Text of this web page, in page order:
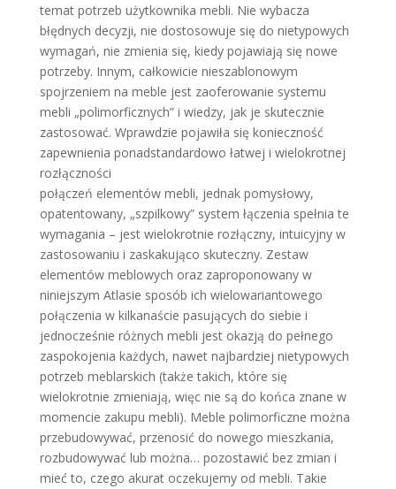
temat potrzeb użytkownika mebli. Nie wybacza
błędnych decyzji, nie dostosowuje się do nietypowych
wymagań, nie zmienia się, kiedy pojawiają się nowe
potrzeby. Innym, całkowicie nieszablonowym
spojrzeniem na meble jest zaoferowanie systemu
mebli „polimorficznych” i wiedzy, jak je skutecznie
zastosować. Wprawdzie pojawiła się konieczność
zapewnienia ponadstandardowo łatwej i wielokrotnej
rozłączności
połączeń elementów mebli, jednak pomysłowy,
opatentowany, „szpilkowy” system łączenia spełnia te
wymagania – jest wielokrotnie rozłączny, intuicyjny w
zastosowaniu i zaskakująco skuteczny. Zestaw
elementów meblowych oraz zaproponowany w
niniejszym Atlasie sposób ich wielowariantowego
połączenia w kilkanaście pasujących do siebie i
jednocześnie różnych mebli jest okazją do pełnego
zaspokojenia każdych, nawet najbardziej nietypowych
potrzeb meblarskich (także takich, które się
wielokrotnie zmieniają, więc nie są do końca znane w
momencie zakupu mebli). Meble polimorficzne można
przebudowywać, przenosić do nowego mieszkania,
rozbudowywać lub można… pozostawić bez zmian i
mieć to, czego akurat oczekujemy od mebli. Takie